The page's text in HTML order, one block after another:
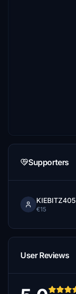
Supporters
KIEBITZ405
€15
User Reviews